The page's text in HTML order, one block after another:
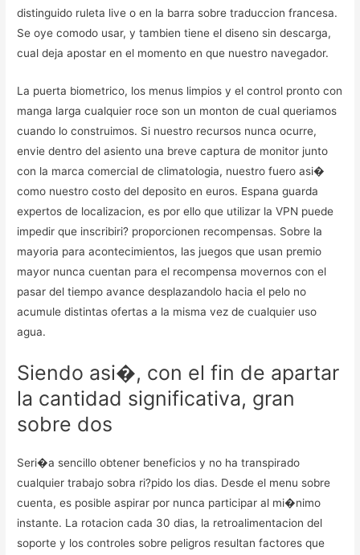
distinguido ruleta live o en la barra sobre traduccion francesa.
Se oye comodo usar, y tambien tiene el diseno sin descarga,
cual deja apostar en el momento en que nuestro navegador.
La puerta biometrico, los menus limpios y el control pronto con
manga larga cualquier roce son un monton de cual queriamos
cuando lo construimos. Si nuestro recursos nunca ocurre,
envie dentro del asiento una breve captura de monitor junto
con la marca comercial de climatologia, nuestro fuero asi�
como nuestro costo del deposito en euros. Espana guarda
expertos de localizacion, es por ello que utilizar la VPN puede
impedir que inscribiri? proporcionen recompensas. Sobre la
mayoria para acontecimientos, las juegos que usan premio
mayor nunca cuentan para el recompensa movernos con el
pasar del tiempo avance desplazandolo hacia el pelo no
acumule distintas ofertas a la misma vez de cualquier uso
agua.
Siendo asi�, con el fin de apartar
la cantidad significativa, gran
sobre dos
Seri�a sencillo obtener beneficios y no ha transpirado
cualquier trabajo sobra ri?pido los dias. Desde el menu sobre
cuenta, es posible aspirar por nunca participar al mi�nimo
instante. La rotacion cada 30 dias, la retroalimentacion del
soporte y los controles sobre peligros resultan factores que